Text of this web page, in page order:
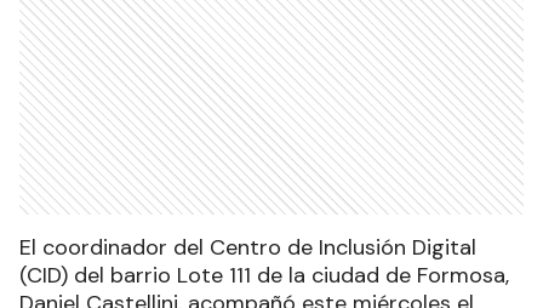
El coordinador del Centro de Inclusión Digital
(CID) del barrio Lote 111 de la ciudad de Formosa,